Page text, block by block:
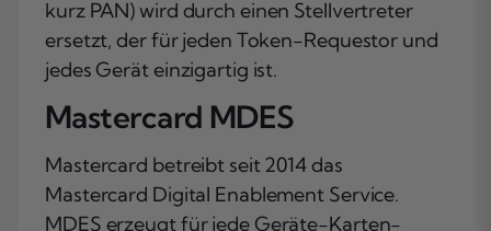
kurz PAN) wird durch einen Stellvertreter
ersetzt, der für jeden Token-Requestor und
jedes Gerät einzigartig ist.
Mastercard MDES
Mastercard betreibt seit 2014 das
Mastercard Digital Enablement Service.
MDES erzeugt für jede Geräte-Karten-